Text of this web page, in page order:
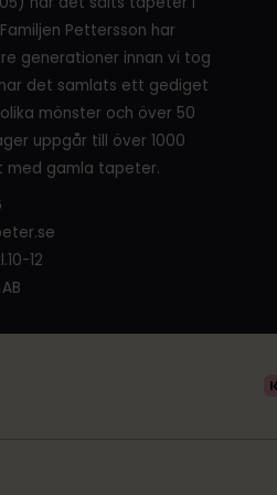
Pettersson har
generationer innan vi tog
det samlats ett gediget
mönster och över 50
uppgår till över 1000
med gamla tapeter.
12